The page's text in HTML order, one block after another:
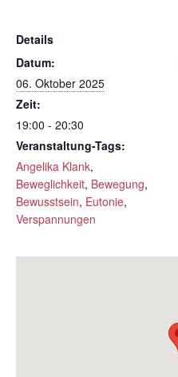
Details
Datum:
06. Oktober 2025
Zeit:
19:00 - 20:30
Veranstaltung-Tags:
Angelika Klank,
Beweglichkeit, Bewegung,
Bewusstsein, Eutonie,
Verspannungen